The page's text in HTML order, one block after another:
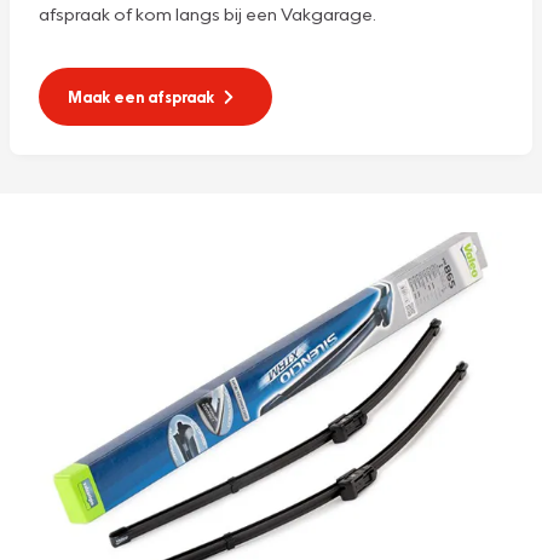
afspraak of kom langs bij een Vakgarage.
Maak een afspraak